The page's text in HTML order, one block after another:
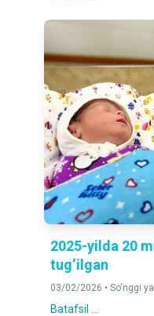
2025-yilda 20
tug‘ilgan
03/02/2026 • So'nggi
Batafsil ...